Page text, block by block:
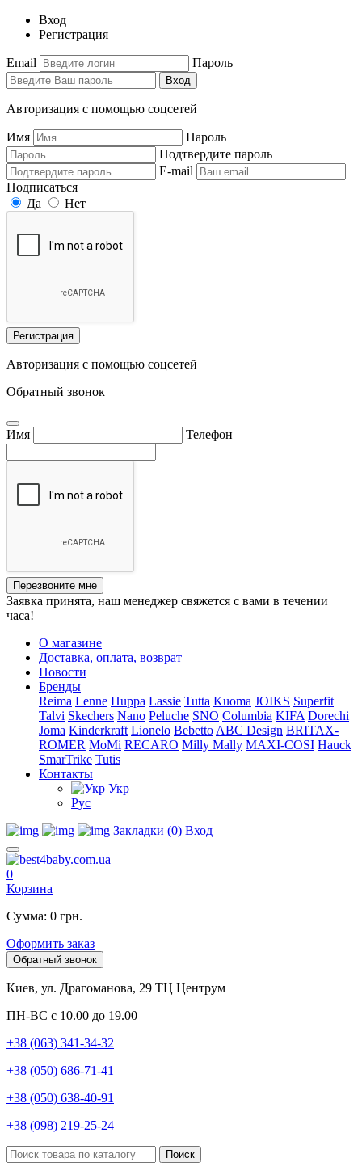
Вход
Регистрация
Email Пароль
Вход
Авторизация с помощью соцсетей
Имя
Пароль
Подтвердите пароль
E-mail
Подписаться
Да
Нет
Регистрация
Авторизация с помощью соцсетей
Обратный звонок
Имя Телефон
Перезвоните мне
Заявка принята, наш менеджер свяжется с вами в течении
часа!
О магазине
Доставка, оплата, возврат
Новости
Бренды
Reima Lenne Huppa Lassie Tutta Kuoma JOIKS Superfit
Talvi Skechers Nano Peluche SNO Columbia KIFA Dorechi
Joma Kinderkraft Lionelo Bebetto ABC Design BRITAX-
ROMER MoMi RECARO Milly Mally MAXI-COSI Hauck
SmarTrike Tutis
Контакты
Укр
Рус
Закладки (0) Вход
0
Корзина
Сумма: 0 грн.
Оформить заказ
Обратный звонок
Киев, ул. Драгоманова, 29 ТЦ Центрум
ПН-ВС с 10.00 до 19.00
+38 (063) 341-34-32
+38 (050) 686-71-41
+38 (050) 638-40-91
+38 (098) 219-25-24
Поиск